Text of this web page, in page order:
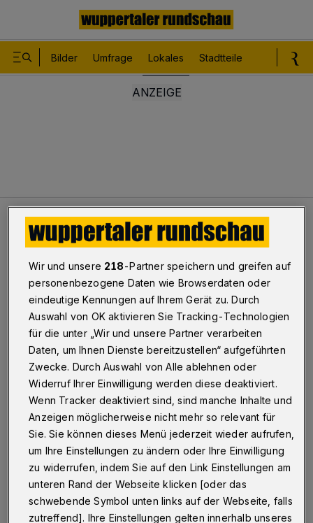
Bilder Umfrage Lokales Stadtteile
Mieterbund: Klares Votum für Vorstand
Mieterbund: Klares Votum für
Vorstand
Gerd Lange bleibt Vorsitzender des Deutschen
Mieterbundes in Wuppertal. Er wurde auf der
Mitgliederversammlung wie alle anderen Vorstands-
und Beiratsmitglieder einstimmig für die kommenden vier
Jahre im Amt bestätigt.
29.11.2014 , 11:17 Uhr Eine Minute Lesezeit
Wir und unsere 218-Partner speichern und greifen auf
personenbezogene Daten wie Browserdaten oder
eindeutige Kennungen auf Ihrem Gerät zu. Durch
Auswahl von OK aktivieren Sie Tracking-Technologien
für die unter „Wir und unsere Partner verarbeiten
Daten, um Ihnen Dienste bereitzustellen“ aufgeführten
Zwecke. Durch Auswahl von Alle ablehnen oder
Widerruf Ihrer Einwilligung werden diese deaktiviert.
Wenn Tracker deaktiviert sind, sind manche Inhalte und
Anzeigen möglicherweise nicht mehr so relevant für
Sie. Sie können dieses Menü jederzeit wieder aufrufen,
um Ihre Einstellungen zu ändern oder Ihre Einwilligung
zu widerrufen, indem Sie auf den Link Einstellungen am
unteren Rand der Webseite klicken [oder das
schwebende Symbol unten links auf der Webseite, falls
zutreffend]. Ihre Einstellungen gelten innerhalb unseres